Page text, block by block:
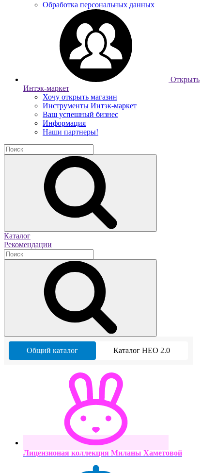
Обработка персональных данных
Открыть
Интэк-маркет
Хочу открыть магазин
Инструменты Интэк-маркет
Ваш успешный бизнес
Информация
Наши партнеры!
Каталог
Рекомендации
Общий каталог Каталог НЕО 2.0
Лицензионая коллекция Миланы Хаметовой